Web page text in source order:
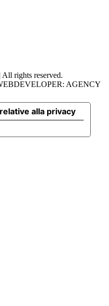
rights reserved.
AGENCY
alla privacy